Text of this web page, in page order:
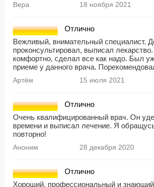
Вера 18 ноября 2021
Отлично
Вежливый, внимательный специалист.
проконсультировал, выписал
комфортно, сделал все как надо. Был
приеме у данного врача.
Артём 15 июля 2021
Отлично
Очень квалифицированный врач. Он
времени и выписал лечение. Я
повторно!
Аноним 28 декабря 2020
Отлично
Хороший, профессиональный и